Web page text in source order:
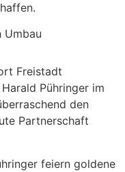
Freistadt
Pühringer im
den
Partnerschaft
feiern goldene